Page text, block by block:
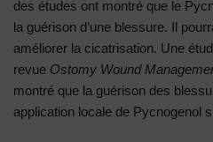
des études ont montré que le
la guérison d’une blessure. Il
améliorer la cicatrisation. Une
revue Ostomy Wound
montré que la guérison des
application locale de Pycnogenol